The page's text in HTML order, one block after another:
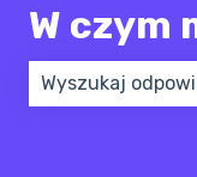
W czym